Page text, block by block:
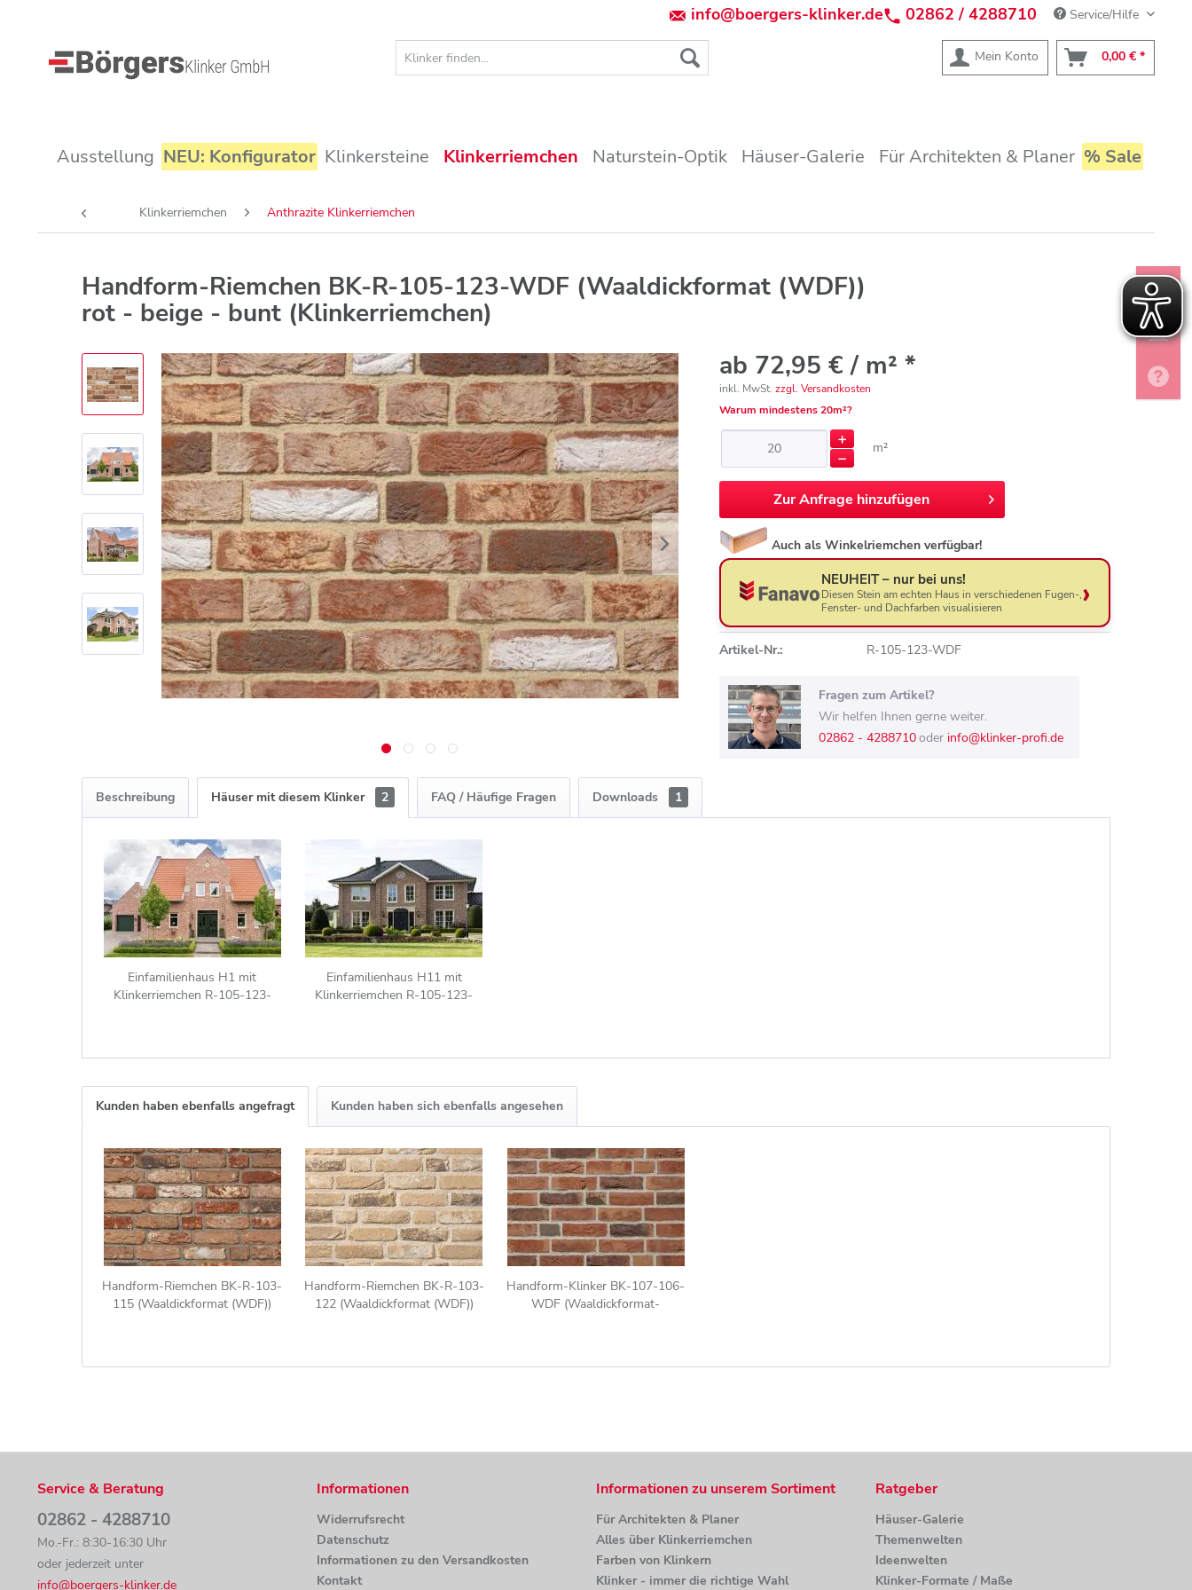
info@boergers-klinker.de 02862 / 4288710 Service/Hilfe
Mein Konto 0,00 € *
Ausstellung NEU: Konfigurator Klinkersteine Klinkerriemchen Naturstein-Optik Häuser-Galerie Für Architekten & Planer % Sale
Klinkerriemchen Anthrazite Klinkerriemchen
Handform-Riemchen BK-R-105-123-WDF (Waaldickformat (WDF))
rot - beige - bunt (Klinkerriemchen)
ab 72,95 € / m² *
inkl. MwSt.zzgl. Versandkosten
Warum mindestens 20m²?
m²
ZurAnfrage hinzufügen
Auch als Winkelriemchen verfügbar!
NEUHEIT – nur bei uns!
Diesen Stein am echten Haus in verschiedenen Fugen-,
Fenster- und Dachfarben visualisieren
Artikel-Nr.: R-105-123-WDF
Fragen zum Artikel?
Wir helfen Ihnen gerne weiter.
02862 - 4288710oder info@klinker-profi.de
Beschreibung Häuser mit diesem Klinker 2 FAQ / Häufige Fragen Downloads 1
Einfamilienhaus H1 mit
Klinkerriemchen R-105-123-
Einfamilienhaus H11 mit
Klinkerriemchen R-105-123-
Kunden haben ebenfalls angefragt Kunden haben sich ebenfalls angesehen
Handform-Riemchen BK-R-103-
115 (Waaldickformat (WDF))
Handform-Riemchen BK-R-103-
122 (Waaldickformat (WDF))
Handform-Klinker BK-107-106-
WDF (Waaldickformat-
Service & Beratung
02862 - 4288710
Mo.-Fr.: 8:30-16:30 Uhr
oder jederzeit unter
info@boergers-klinker.de
Informationen
Widerrufsrecht
Datenschutz
Informationen zu den Versandkosten
Kontakt
Informationen zu unserem Sortiment
Für Architekten & Planer
Alles über Klinkerriemchen
Farben von Klinkern
Klinker - immer die richtige Wahl
Ratgeber
Häuser-Galerie
Themenwelten
Ideenwelten
Klinker-Formate / Maße